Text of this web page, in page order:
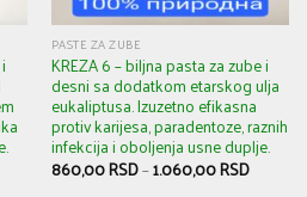
PASTE ZA ZUBE
KREZA 6 – biljna pasta za zube i
desni sa dodatkom etarskog ulja
eukaliptusa. Izuzetno efikasna
protiv karijesa, paradentoze, raznih
infekcija i oboljenja usne duplje.
860,00RSD–1.060,00RSD